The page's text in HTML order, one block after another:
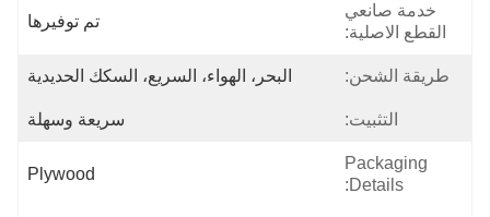
خدمة صانعي
القطع الاصلية:
تم توفيرها
طريقة الشحن: البحر، الهواء، السريع، السكك الحديدية
التثبيت: سريعة وسهلة
Packaging
Details:
Plywood